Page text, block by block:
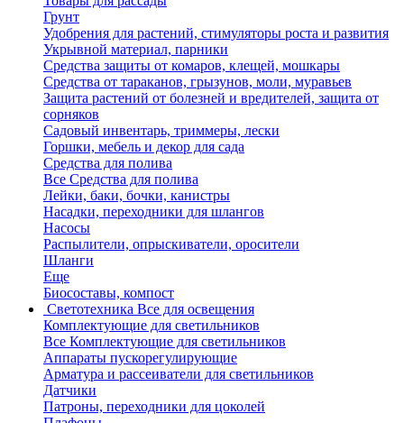
Грунт
Удобрения для растений, стимуляторы роста и развития
Укрывной материал, парники
Средства защиты от комаров, клещей, мошкары
Средства от тараканов, грызунов, моли, муравьев
Защита растений от болезней и вредителей, защита от
сорняков
Садовый инвентарь, триммеры, лески
Горшки, мебель и декор для сада
Средства для полива
Все Средства для полива
Лейки, баки, бочки, канистры
Насадки, переходники для шлангов
Насосы
Распылители, опрыскиватели, оросители
Шланги
Еще
Биосоставы, компост
Светотехника Все для освещения
Комплектующие для светильников
Все Комплектующие для светильников
Аппараты пускорегулирующие
Арматура и рассеиватели для светильников
Датчики
Патроны, переходники для цоколей